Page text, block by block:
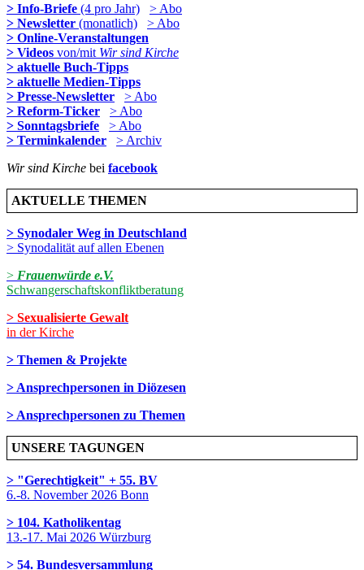
> Info-Briefe (4 pro Jahr)
> Abo
> Newsletter (monatlich)
> Abo
> Online-Veranstaltungen
> Videos von/mit Wir sind Kirche
> aktuelle Buch-Tipps
> aktuelle Medien-Tipps
> Presse-Newsletter
> Abo
> Reform-Ticker
> Abo
> Sonntagsbriefe
> Abo
> Terminkalender
> Archiv
Wir sind Kirche bei facebook
AKTUELLE THEMEN
> Synodaler Weg in Deutschland
> Synodalität auf allen Ebenen
> Frauenwürde e.V.
Schwangerschaftskonfliktberatung
> Sexualisierte Gewalt
in der Kirche
> Themen & Projekte
> Ansprechpersonen in Diözesen
> Ansprechpersonen zu Themen
UNSERE TAGUNGEN
> "Gerechtigkeit" + 55. BV
6.-8. November 2026 Bonn
> 104. Katholikentag
13.-17. Mai 2026 Würzburg
> 54. Bundesversammlung